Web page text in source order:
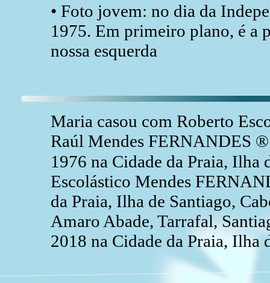
• Foto jovem: no dia da
1975. Em primeiro plano, é a
nossa esquerda
Maria casou com Roberto
Raúl Mendes FERNANDES
1976 na Cidade da Praia, Ilha
Escolástico Mendes
da Praia, Ilha de Santiago,
Amaro Abade, Tarrafal,
2018 na Cidade da Praia, Ilha